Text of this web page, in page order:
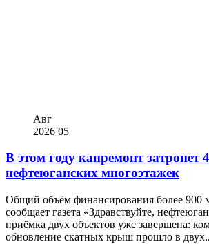
Авг
2026 05
В этом году капремонт затронет
нефтеюганских многоэтажек
Общий объём финансирования более 900
сообщает газета «Здравствуйте,
приёмка двух объектов уже завершена:
обновление скатных крыш прошло в